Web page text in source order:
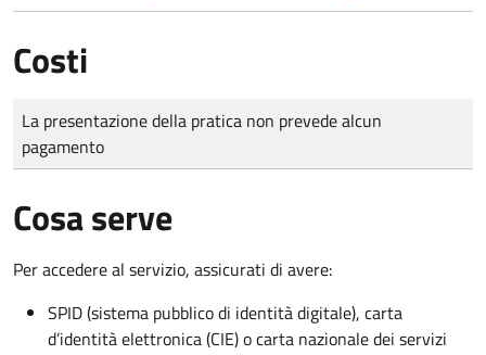
Costi
Tipo di pagamento
Importo
La presentazione della pratica non prevede alcun
pagamento
Cosa serve
Per accedere al servizio, assicurati di avere:
SPID (sistema pubblico di identità digitale), carta
d’identità elettronica (CIE) o carta nazionale dei servizi